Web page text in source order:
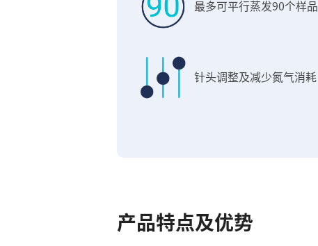
最多可平行蒸发90个样品
针头调整及减少氮气消耗
产品特点及优势